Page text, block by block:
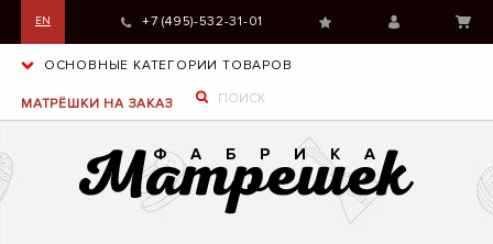
EN +7 (495)-532-31-01
ОСНОВНЫЕ КАТЕГОРИИ ТОВАРОВ
МАТРЁШКИ НА ЗАКАЗ